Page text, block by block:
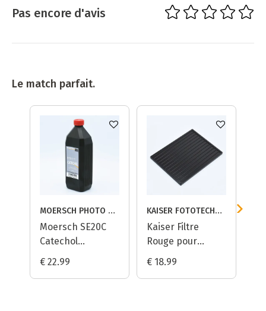
Pas encore d'avis
Le match parfait.
MOERSCH PHOTO CHEMIE
Moersch SE20C
Catechol
Révélateur Papier
€ 22.99
KAISER FOTOTECHNIK
Kaiser Filtre
Rouge pour
Darkroom
€ 18.99